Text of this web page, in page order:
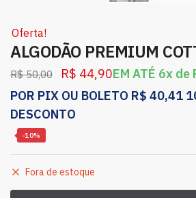
Oferta!
ALGODÃO PREMIUM
R$50,00 R$ 44,90EM ATÉ 6x de
POR PIX OU BOLETO R$ 40,41
DESCONTO
-10%
Fora de estoque